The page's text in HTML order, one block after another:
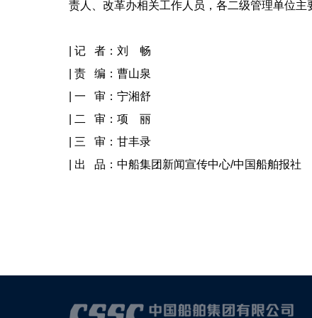
责人、改革办相关工作人员，各二级管理单位
| 记 者：刘 畅
| 责 编：曹山泉
| 一 审：宁湘舒
| 二 审：项 丽
| 三 审：甘丰录
| 出 品：中船集团新闻宣传中心/中国船舶报社